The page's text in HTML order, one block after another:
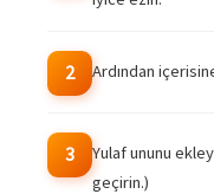
2 Ardından
3
Yulaf ununu
geçirin.)